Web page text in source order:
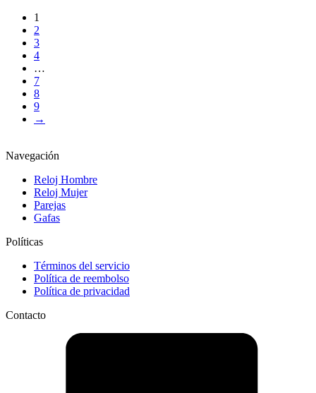
1
2
3
4
…
7
8
9
→
Navegación
Reloj Hombre
Reloj Mujer
Parejas
Gafas
Políticas
Términos del servicio
Política de reembolso
Política de privacidad
Contacto